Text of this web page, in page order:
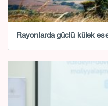
Rayonlarda güclü külək